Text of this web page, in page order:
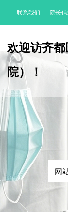
联系我们 院长信
欢迎访齐
院）！
网